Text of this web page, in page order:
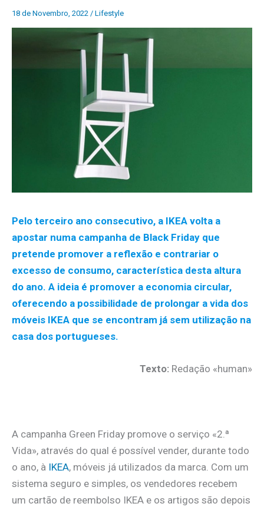
18 de Novembro, 2022 / Lifestyle
Pelo terceiro ano consecutivo, a IKEA volta a
apostar numa campanha de Black Friday que
pretende promover a reflexão e contrariar o
excesso de consumo, característica desta altura
do ano. A ideia é promover a economia circular,
oferecendo a possibilidade de prolongar a vida dos
móveis IKEA que se encontram já sem utilização na
casa dos portugueses.
Texto: Redação «human»
A campanha Green Friday promove o serviço «2.ª
Vida», através do qual é possível vender, durante todo
o ano, à IKEA, móveis já utilizados da marca. Com um
sistema seguro e simples, os vendedores recebem
um cartão de reembolso IKEA e os artigos são depois